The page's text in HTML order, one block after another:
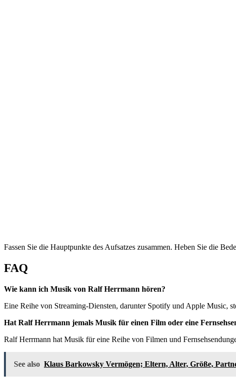
Fassen Sie die Hauptpunkte des Aufsatzes zusammen. Heben Sie die
FAQ
Wie kann ich Musik von Ralf Herrmann hören?
Eine Reihe von Streaming-Diensten, darunter Spotify und Apple Music,
Hat Ralf Herrmann jemals Musik für einen Film oder eine
Ralf Herrmann hat Musik für eine Reihe von Filmen und
See also Klaus Barkowsky Vermögen; Eltern, Alter, Größe,